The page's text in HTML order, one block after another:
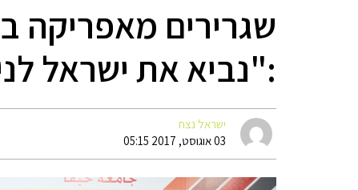
שגרירים מאפריקה
:"נביא את ישראל
ישראל נצח
03 אוגוסט, 2017 05:15